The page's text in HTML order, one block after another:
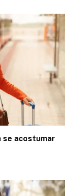
se acostumar